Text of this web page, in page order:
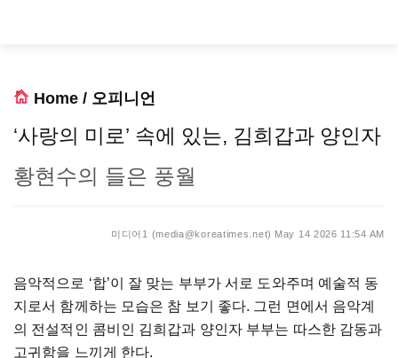
Home / 오피니언
‘사랑의 미로’ 속에 있는, 김희갑과 양인자
황현수의 들은 풍월
미디어1 (media@koreatimes.net) May 14 2026 11:54 AM
음악적으로 ‘합’이 잘 맞는 부부가 서로 도와주며 예술적 동
지로서 함께하는 모습은 참 보기 좋다. 그런 면에서 음악계
의 전설적인 콤비인 김희갑과 양인자 부부는 따스한 감동과
고귀함을 느끼게 한다.